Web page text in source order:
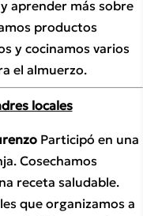
aprender más sobre
productos
y cocinamos varios
el almuerzo.
locales
Participó en una
Cosechamos
receta saludable.
que organizamos a